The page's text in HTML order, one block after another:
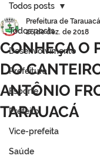
Todos posts
Desenvolvimento
Prefeitura
Esporte
Prefeito
Vice-prefeita
Saúde
Todos posts
CONHEÇA O
DO
ANTÔNIO
TARAUACÁ
Prefeitura de Tarauacá
26 de dez. de 2018